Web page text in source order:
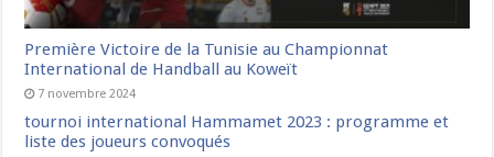
Première Victoire de la Tunisie au Championnat
International de Handball au Koweït
7 novembre 2024
tournoi international Hammamet 2023 : programme et
liste des joueurs convoqués